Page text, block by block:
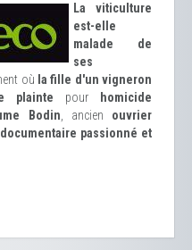
La viticulture
est-elle
malade de
ses
où la fille d'un vigneron
plainte pour
homicide
Bodin , ancien ouvrier
passionné et